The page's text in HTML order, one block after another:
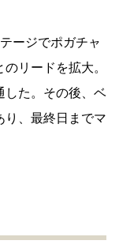
ージでポガチャ
リードを拡大。
した。その後、ベ
り、最終日までマ